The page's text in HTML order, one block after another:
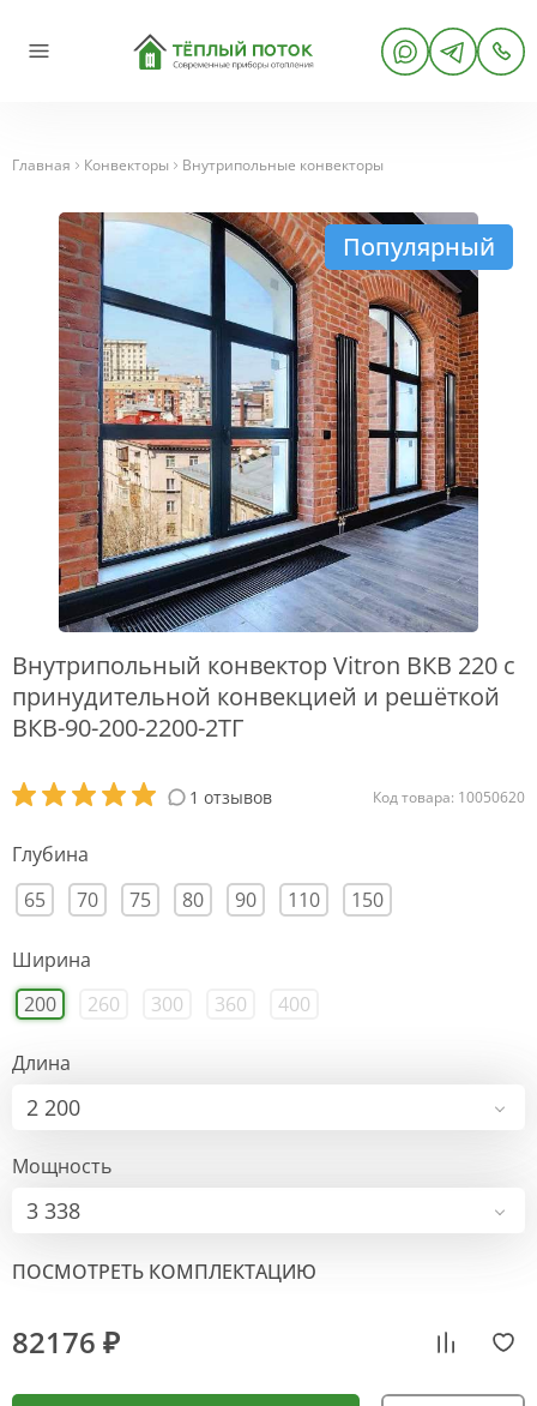
Главная Конвекторы Внутрипольные конвекторы
Популярный
Внутрипольный конвектор Vitron ВКВ 220 с
принудительной конвекцией и решёткой
ВКВ-90-200-2200-2ТГ
1 отзывов Код товара: 10050620
Глубина
65
70 75 80 90 110 150
Ширина
200
260 300 360 400
Длина
2 200
Мощность
3 338
ПОСМОТРЕТЬ КОМПЛЕКТАЦИЮ
82176 ₽